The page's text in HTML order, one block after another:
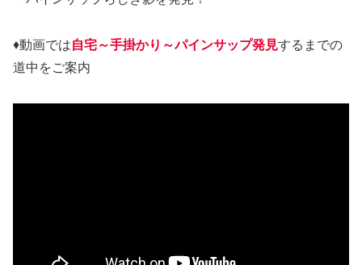
♦動画では自宅～手掛かり～パインサップ発見するまでの
道中をご案内